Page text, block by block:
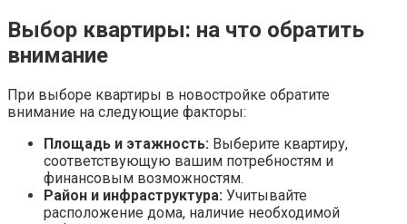
Выбор квартиры: на что обратить
внимание
При выборе квартиры в новостройке обратите
внимание на следующие факторы:
Площадь и этажность: Выберите квартиру,
соответствующую вашим потребностям и
финансовым возможностям.
Район и инфраструктура: Учитывайте
расположение дома, наличие необходимой